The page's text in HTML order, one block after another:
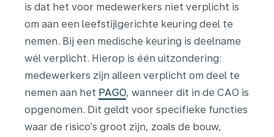
is dat het voor medewerkers niet verplicht is
om aan een leefstijlgerichte keuring deel te
nemen. Bij een medische keuring is deelname
wél verplicht. Hierop is één uitzondering:
medewerkers zijn alleen verplicht om deel te
nemen aan het PAGO, wanneer dit in de CAO is
opgenomen. Dit geldt voor specifieke functies
waar de risico’s groot zijn, zoals de bouw,